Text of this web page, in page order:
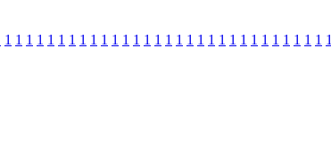
1 1 1 1 1 1 1 1 1 1 1 1 1 1 1 1 1 1 1 1 1 1 1 1 1 1 1 1 1 1 1